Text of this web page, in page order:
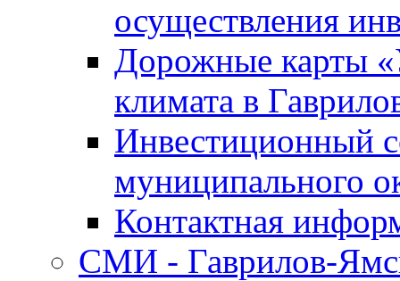
осуществления
Дорожные карты
климата в
Инвестиционный
муниципального
Контактная
СМИ - Гаврилов-